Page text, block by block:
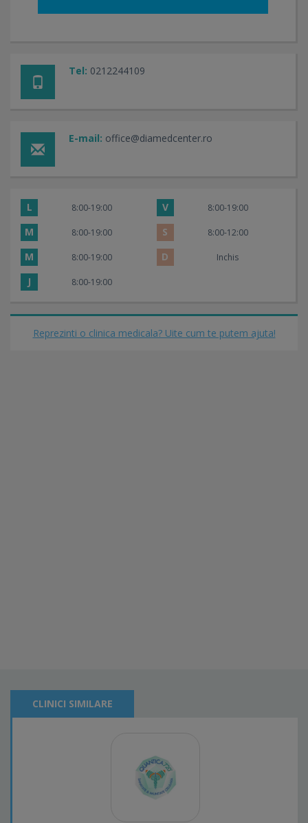
Tel: 0212244109
E-mail: office@diamedcenter.ro
L 8:00-19:00 V 8:00-19:00
M 8:00-19:00 S 8:00-12:00
M 8:00-19:00 D Inchis
J 8:00-19:00
Reprezinti o clinica medicala? Uite cum te putem ajuta!
CLINICI SIMILARE